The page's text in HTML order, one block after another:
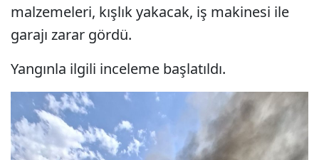
malzemeleri, kışlık yakacak, iş makinesi ile
garajı zarar gördü.
Yangınla ilgili inceleme başlatıldı.